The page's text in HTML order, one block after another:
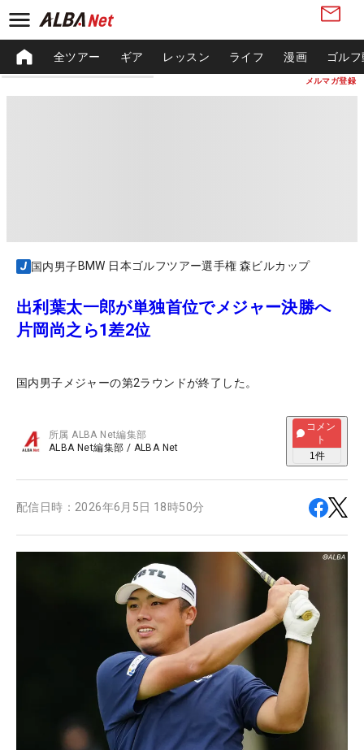
メルマガ登録
全ツアー ギア レッスン ライフ 漫画 ゴル
国内男子BMW 日本ゴルフツアー選手権 森ビルカップ
出利葉太一郎が単独首位でメジャー決勝へ
片岡尚之ら1差2位
国内男子メジャーの第2ラウンドが終了した。
所属ALBA Net編集部
ALBA Net編集部 / ALBA Net
コメン
ト
1件
配信日時： 2026年6月5日 18時50分